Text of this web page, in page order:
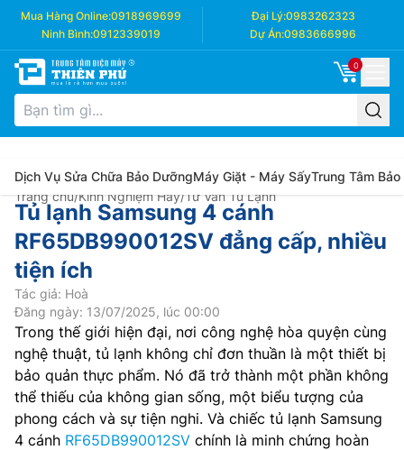
Mua Hàng Online:0918969699 Đại Lý:0983262323
Ninh Bình:0912339019 Dự Án:0983666996
0
Dịch Vụ Sửa Chữa Bảo DưỡngMáy Giặt - Máy SấyTrung Tâm Bảo
Trang chủ/Kinh Nghiệm Hay/Tư Vấn Tủ Lạnh
Tủ lạnh Samsung 4 cánh
RF65DB990012SV đẳng cấp, nhiều
tiện ích
Tác giả: Hoà
Đăng ngày: 13/07/2025, lúc 00:00
Trong thế giới hiện đại, nơi công nghệ hòa quyện cùng
nghệ thuật, tủ lạnh không chỉ đơn thuần là một thiết bị
bảo quản thực phẩm. Nó đã trở thành một phần không
thể thiếu của không gian sống, một biểu tượng của
phong cách và sự tiện nghi. Và chiếc tủ lạnh Samsung
4 cánh RF65DB990012SV chính là minh chứng hoàn